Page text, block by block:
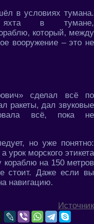
в условиях тумана.
яхта в тумане,
который, между
вооружение – это не
сделал всё по
ракеты, дал звуковые
всё, пока не
но уже понятно:
урок морского этикета
кораблю на 150 метров
стоит. Даже если вы
навигацию.
Источник